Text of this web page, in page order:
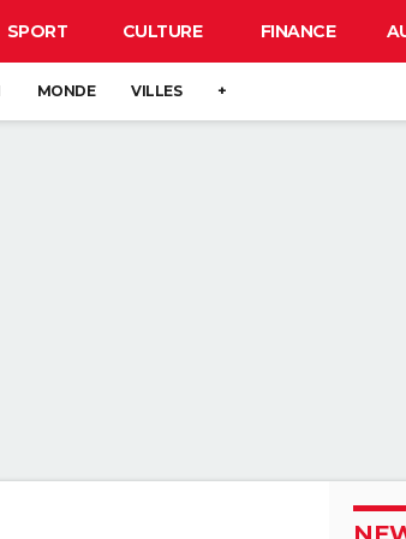
SPORT CULTURE FINANCE
MONDE VILLES +